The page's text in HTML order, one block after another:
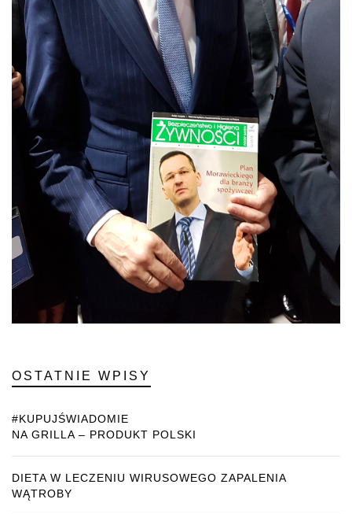
OSTATNIE WPISY
#KUPUJŚWIADOMIE
NA GRILLA – PRODUKT POLSKI
DIETA W LECZENIU WIRUSOWEGO ZAPALENIA
WĄTROBY